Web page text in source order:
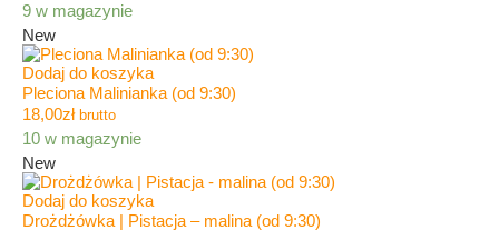
9 w magazynie
New
Dodaj do koszyka
Pleciona Malinianka (od 9:30)
18,00zł brutto
10 w magazynie
New
Dodaj do koszyka
Drożdżówka | Pistacja – malina (od 9:30)